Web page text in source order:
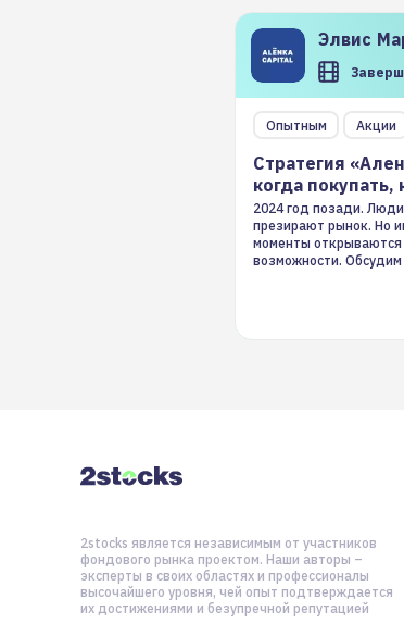
Элвис
Опытным Акции
Стратегия
когда покупать,
2024 год позади.
презирают рынок. Но
моменты открываются
возможности. Обсудим
2stocks является независимым от участников
фондового рынка проектом. Наши авторы –
эксперты в своих областях и профессионалы
высочайшего уровня, чей опыт подтверждается
их достижениями и безупречной репутацией